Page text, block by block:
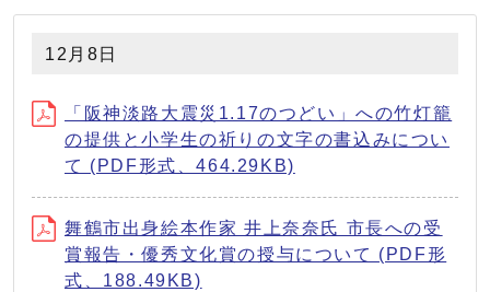
12月8日
「阪神淡路大震災1.17のつどい」への竹灯籠
の提供と小学生の祈りの文字の書込みについ
て (PDF形式、464.29KB)
舞鶴市出身絵本作家 井上奈奈氏 市長への受
賞報告・優秀文化賞の授与について (PDF形
式、188.49KB)